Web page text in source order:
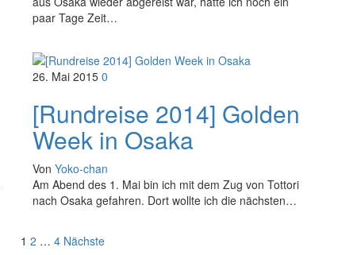
paar Tage Zeit…
26. Mai 2015 0
[Rundreise 2014] Golden
Week in Osaka
Von Yoko-chan
Am Abend des 1. Mai bin ich mit dem Zug von Tottori
nach Osaka gefahren. Dort wollte ich die nächsten…
1 2 … 4 Nächste